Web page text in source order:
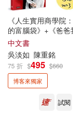
陳重銘(3)
Dean
FunHouse師
大樹林(3)
好的文化(3)
布克文化(3)
捷徑文化(3)
《人生實用商學院
的富腦袋》+《爸爸
媽我要嫁》【限量作
套書】
中文書
吳淡如 陳重銘
75 折 $495 $660
博客來獨家
試閱